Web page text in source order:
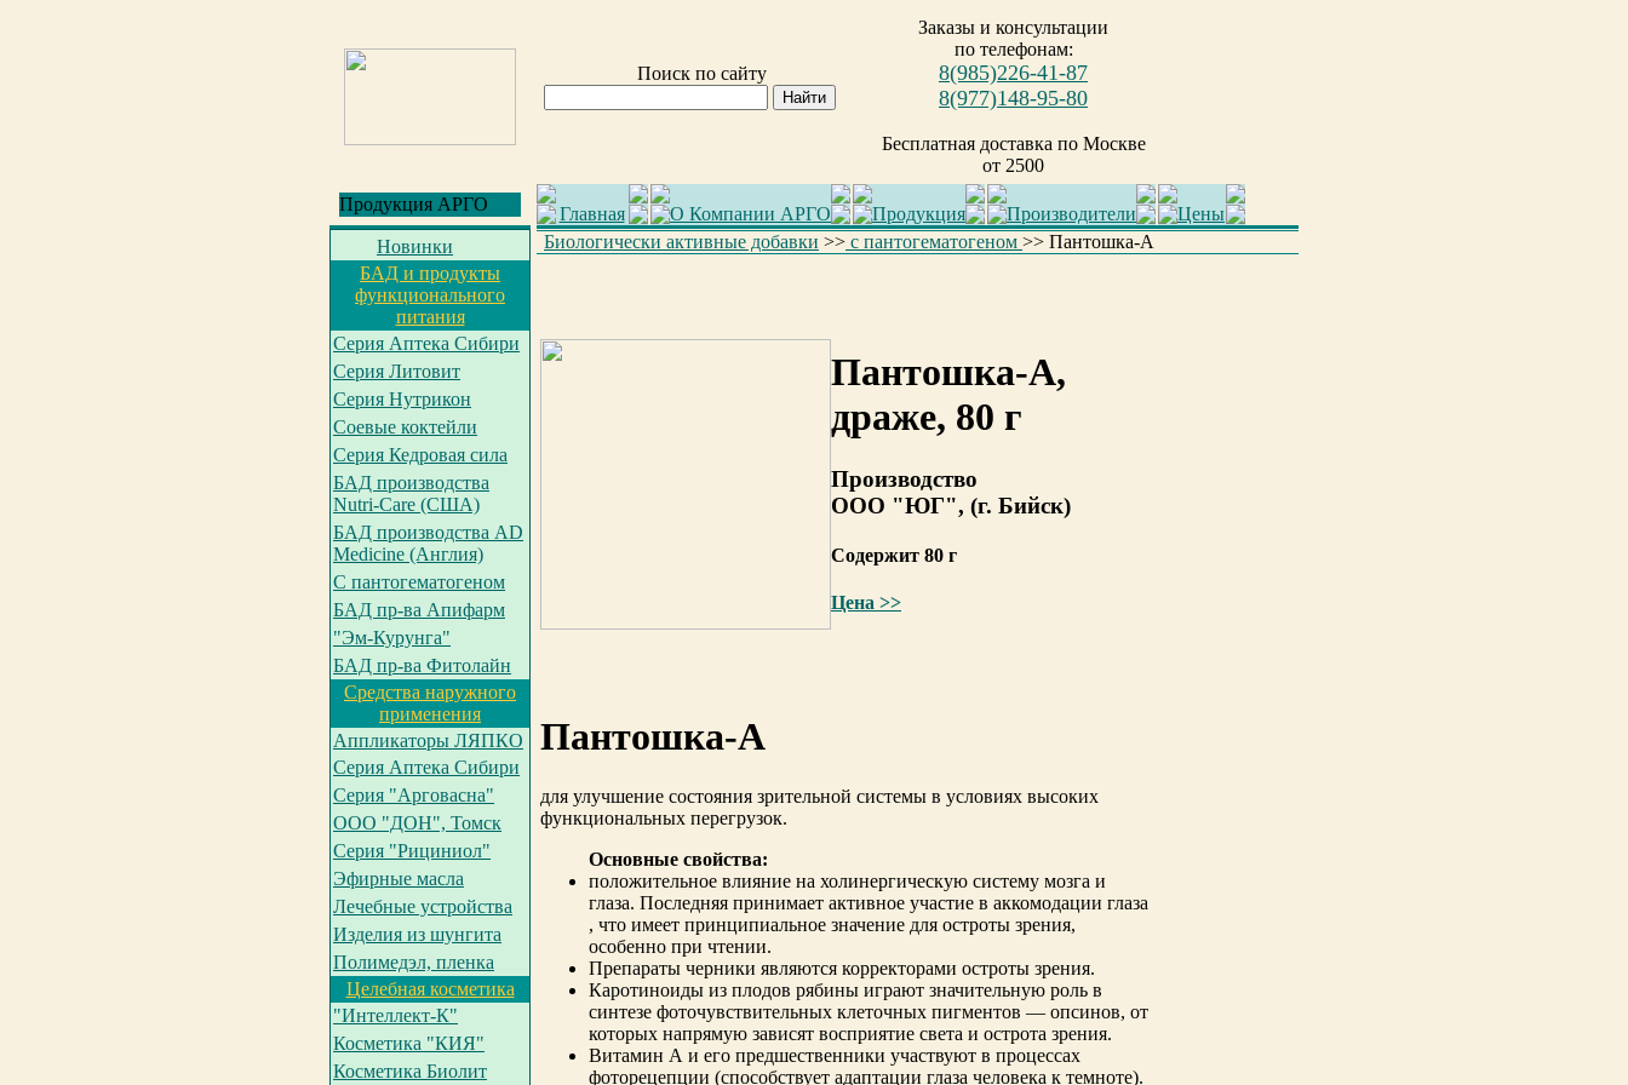
Поиск по сайту
Заказы и консультации
по телефонам:
8(985)226-41-87
8(977)148-95-80
Бесплатная доставка по Москве
от 2500
Продукция АРГО
Главная О Компании АРГО Продукция Производители
Цены
Новинки
БАД и продукты
функционального
питания
Серия Аптека Сибири
Серия Литовит
Серия Нутрикон
Соевые коктейли
Серия Кедровая сила
БАД производства
Nutri-Care (США)
БАД производства AD
Medicine (Англия)
С пантогематогеном
БАД пр-ва Апифарм
"Эм-Курунга"
БАД пр-ва Фитолайн
Средства наружного
применения
Аппликаторы ЛЯПКО
Серия Аптека Сибири
Серия "Арговасна"
ООО "ДОН", Томск
Серия "Рициниол"
Эфирные масла
Лечебные устройства
Изделия из шунгита
Полимедэл, пленка
Целебная косметика
"Интеллект-К"
Косметика "КИЯ"
Косметика Биолит
Биологически активные добавки >> с пантогематогеном >> Пантошка-A
Пантошка-A,
драже, 80 г
Производство
ООО "ЮГ", (г. Бийск)
Содержит 80 г
Цена >>
Пантошка-A
для улучшение состояния зрительной системы в условиях высоких
функциональных перегрузок.
Основные свойства:
положительное влияние на холинергическую систему мозга и
глаза. Последняя принимает активное участие в аккомодации глаза
, что имеет принципиальное значение для остроты зрения,
особенно при чтении.
Препараты черники являются корректорами остроты зрения.
Каротиноиды из плодов рябины играют значительную роль в
синтезе фоточувствительных клеточных пигментов — опсинов, от
которых напрямую зависят восприятие света и острота зрения.
Витамин А и его предшественники участвуют в процессах
фоторецепции (способствует адаптации глаза человека к темноте).